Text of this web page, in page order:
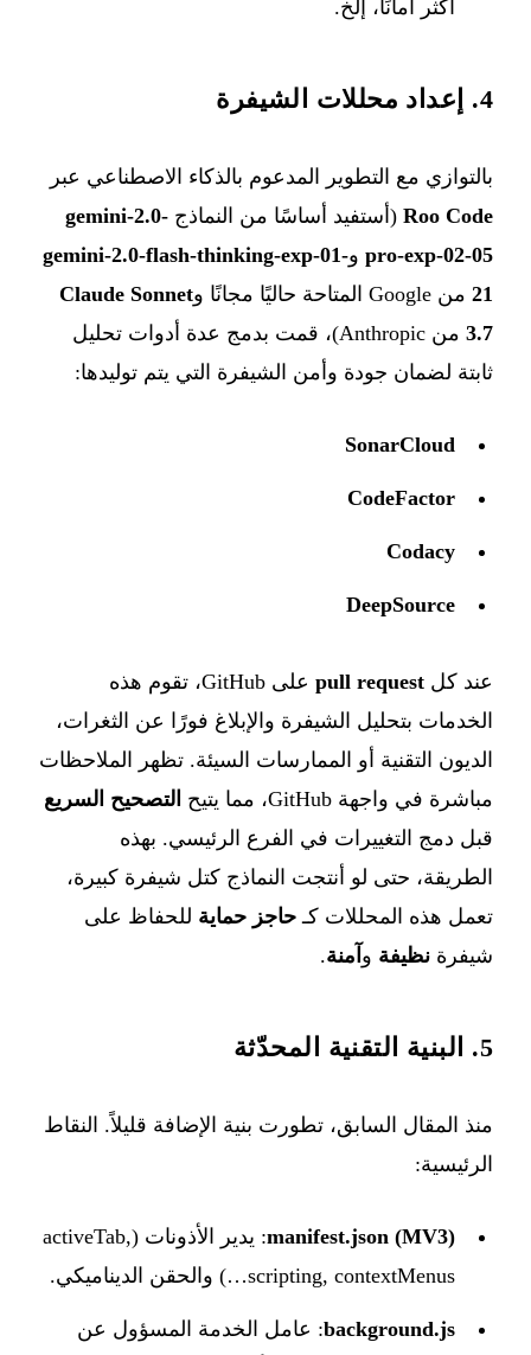
أكثر أمانًا، إلخ.
4. إعداد محللات الشيفرة
بالتوازي مع التطوير المدعوم بالذكاء الاصطناعي عبر
Roo Code (أستفيد أساسًا من النماذج gemini-2.0-
pro-exp-02-05 وgemini-2.0-flash-thinking-exp-01-
21 من Google المتاحة حاليًا مجانًا و
Claude Sonnet
3.7
من Anthropic)، قمت بدمج عدة أدوات تحليل
ثابتة لضمان جودة وأمن الشيفرة التي يتم توليدها:
SonarCloud
CodeFactor
Codacy
DeepSource
عند كل pull request
على GitHub، تقوم هذه
الخدمات بتحليل الشيفرة والإبلاغ فورًا عن الثغرات،
الديون التقنية أو الممارسات السيئة. تظهر الملاحظات
مباشرة في واجهة GitHub، مما يتيح
التصحيح السريع
قبل دمج التغييرات في الفرع الرئيسي. بهذه
الطريقة، حتى لو أنتجت النماذج كتل شيفرة كبيرة،
تعمل هذه المحللات كـ حاجز حماية للحفاظ على
شيفرة نظيفة و آمنة.
5. البنية التقنية المحدّثة
منذ المقال السابق، تطورت بنية الإضافة قليلاً. النقاط
الرئيسية:
manifest.json (MV3)
: يدير الأذونات (activeTab,
scripting, contextMenus…) والحقن الديناميكي.
background.js: عامل الخدمة المسؤول عن